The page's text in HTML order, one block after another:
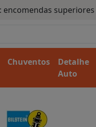
superiores
Chuventos
Detalhe
Auto